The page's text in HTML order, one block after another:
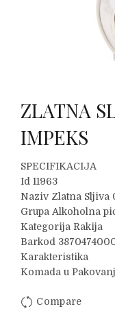
ZLATNA
IMPEKS
SPECIFIKACIJA
Id 11963
Naziv Zlatna Sljiva
Grupa Alkoholna
Kategorija Rakija
Barkod
Karakteristika
Komada u
Compare